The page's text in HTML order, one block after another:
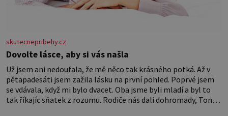
skutecnepribehy.cz
Dovolte lásce, aby si vás našla
Už jsem ani nedoufala, že mě něco tak krásného potká. Až v
pětapadesáti jsem zažila lásku na první pohled. Poprvé jsem
se vdávala, když mi bylo dvacet. Oba jsme byli mladí a byl to
tak říkajíc sňatek z rozumu. Rodiče nás dali dohromady, Toník